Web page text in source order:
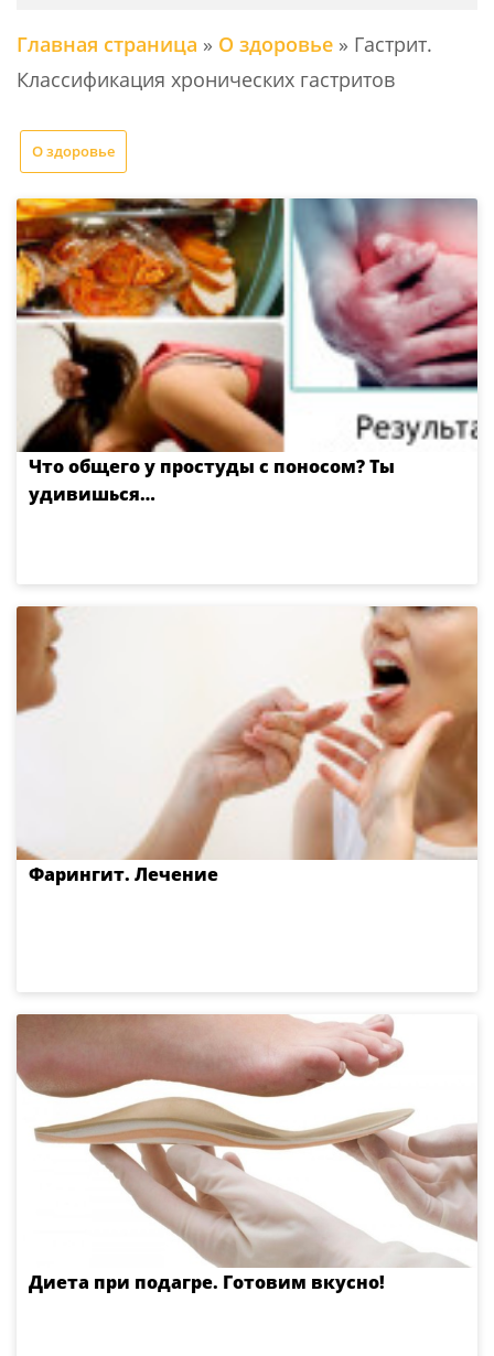
Главная страница » О здоровье » Гастрит.
Классификация хронических гастритов
О здоровье
Что общего у простуды с поносом? Ты
удивишься…
Фарингит. Лечение
Диета при подагре. Готовим вкусно!